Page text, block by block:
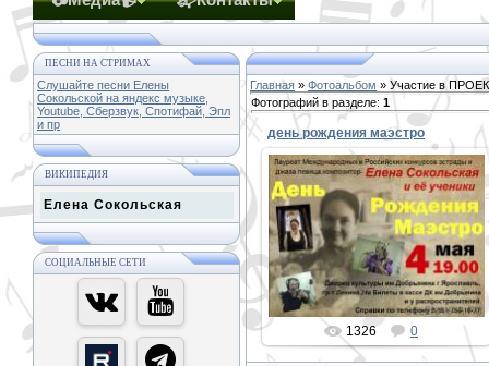
ПЕСНИ НА СТРИМАХ
Слушайте песни Елены
Сокольской на яндекс музыке,
Youtube, Сберзвук, Спотифай, Эпл
и пр
ВИКИПЕДИЯ
Елена Сокольская
СОЦИАЛЬНЫЕ СЕТИ
Главная » Фотоальбом » Участие в
Фотографий в разделе: 1
день рождения маэстро
23.04.2016
4 мая 2016 года во Дворце имени
Добрынина в 19.00 состоится
юбилейный концерт певицы,
композитора, музыканта и
педаго...
PETER
1326 0